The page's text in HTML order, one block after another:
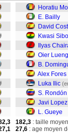
Horatiu
E. Bailly
David
Kwasi Sibo
Ilyas
Oier
B.
Alex Fores
Luka Ilic
S. Rondón
Javi Lopez
L. Gueye
182,3 : taille
27,6 : age moyen